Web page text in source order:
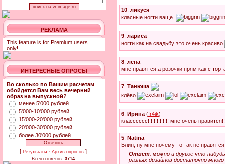
РЕКЛАМА
This feature is for Premium users
only!
ИНТЕРЕСНЫЕ ОПРОСЫ
Во сколько по Вашим расчетам
обойдется Вам весь вечерний
образ на выпускной?
менее 5'000 рублей
5'000-10'000 рублей
15'000-20'000 рублей
20'000-30'000 рублей
более 30'000 рублей
[ Результаты · Архив опросов ]
Всего ответов: 3714
10 ликуся
класные ногти ваще.
9 лариса
ногти как на свадьбу это очень красиво
8 лена
мне нравятся,а розочки прям как с
7 Танюша
клёво
6 Ирина ( Ir4ik)
класссссс!!!!!!!!!!!!!! мне очень
5
Natina
Блин, ну мне почему-то так не
Ответ: можно и другое что-
разных дизайнов достаточно много